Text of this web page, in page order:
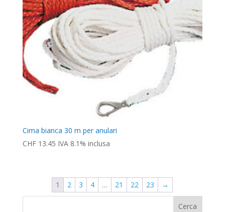
Cima bianca 30 m per anulari
CHF13.45 IVA 8.1% inclusa
1 2 3 4 … 21 22 23 →
Cerca